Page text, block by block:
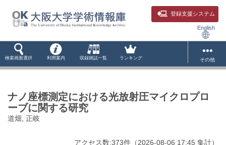
登録支援システム
English
検索画面選択 利用案内 収録雑誌一覧 ランキング その他
ナノ座標測定における光放射圧マイクロプロ
ーブに関する研究
道畑, 正岐
アクセス数:373件 （2026-08-06 17:45 集計）